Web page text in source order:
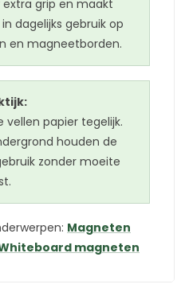
grip en maakt
dagelijks gebruik op
en magneetborden.
papier tegelijk.
houden de
zonder moeite
Magneten
magneten